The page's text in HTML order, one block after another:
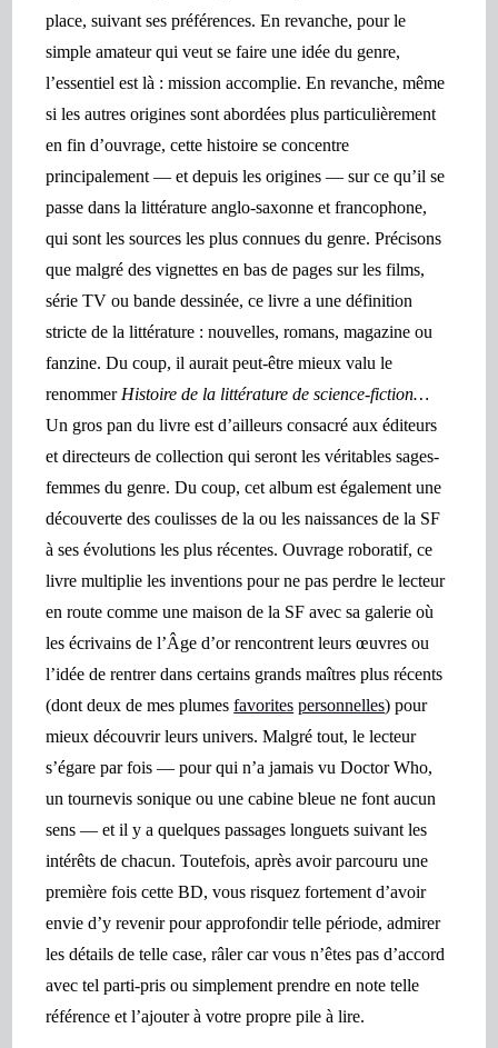
place, suivant ses préférences. En revanche, pour le
simple amateur qui veut se faire une idée du genre,
l’essentiel est là : mission accomplie. En revanche, même
si les autres origines sont abordées plus particulièrement
en fin d’ouvrage, cette histoire se concentre
principalement — et depuis les origines — sur ce qu’il se
passe dans la littérature anglo-saxonne et francophone,
qui sont les sources les plus connues du genre. Précisons
que malgré des vignettes en bas de pages sur les films,
série TV ou bande dessinée, ce livre a une définition
stricte de la littérature : nouvelles, romans, magazine ou
fanzine. Du coup, il aurait peut-être mieux valu le
renommer Histoire de la littérature de science-fiction…
Un gros pan du livre est d’ailleurs consacré aux éditeurs
et directeurs de collection quiseront les véritables sages-
femmes du genre. Du coup, cet album est également une
découverte des coulisses de la ou les naissances de la SF
à ses évolutions les plus récentes. Ouvrage roboratif, ce
livre multiplie les inventions pour ne pas perdre le lecteur
en route comme une maison de la SF avec sa galerie où
les écrivains de l’Âge d’or rencontrent leurs œuvres ou
l’idée de rentrer dans certains grands maîtres plus récents
(dont deux de mes plumesfavorites personnelles) pour
mieux découvrir leurs univers. Malgré tout, le lecteur
s’égare par fois — pour qui n’a jamais vu Doctor Who,
un tournevis sonique ou une cabine bleue ne font aucun
sens — et il y a quelques passages longuets suivant les
intérêts de chacun. Toutefois, après avoir parcouru une
première fois cette BD, vous risquez fortement d’avoir
envie d’y revenir pour approfondir telle période, admirer
les détails de telle case, râler car vous n’êtes pas d’accord
avec tel parti-pris ou simplement prendre en note telle
référence et l’ajouter à votre propre pile à lire.